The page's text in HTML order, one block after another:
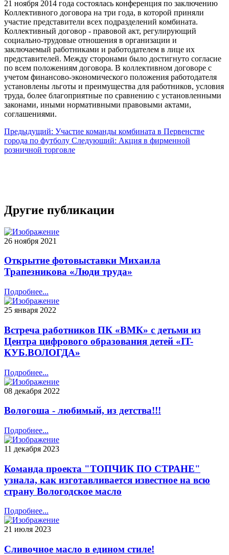
21 ноября 2014 года состоялась конференция по заключению
Коллективного договора на три года, в которой приняли
участие представители всех подразделений комбината.
Коллективный договор - правовой акт, регулирующий
социально-трудовые отношения в организации и
заключаемый работниками и работодателем в лице их
представителей. Между сторонами было достигнуто согласие
по всем положениям договора. В коллективном договоре с
учетом финансово-экономического положения работодателя
установлены льготы и преимущества для работников, условия
труда, более благоприятные по сравнению с установленными
законами, иными нормативными правовыми актами,
соглашениями.
Предыдущий: Участие команды комбината в Первенстве
города по футболу Следующий: Акция в фирменной
розничной торговле
Другие публикации
26 ноября 2021
Открытие фотовыставки Михаила
Трапезникова «Люди труда»
Подробнее...
25 января 2022
Встреча работников ПК «ВМК» с детьми из
Центра цифрового образования детей «IT-
КУБ.ВОЛОГДА»
Подробнее...
08 декабря 2022
Вологоша - любимый, из детства!!!
Подробнее...
11 декабря 2023
Команда проекта "ТОПЧИК ПО СТРАНЕ"
узнала, как изготавливается известное на всю
страну Вологодское масло
Подробнее...
21 июля 2023
Сливочное масло в едином стиле!